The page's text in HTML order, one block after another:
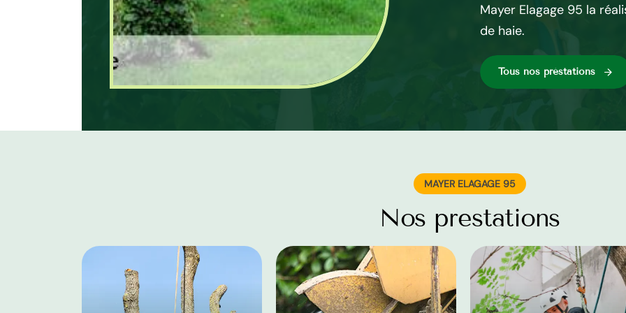
taille de haie de Mayer Elagage 95.
Mayer Elagage 95 la
de haie.
Tous nos préstations
MAYER ELAGAGE 95
Nos prestations